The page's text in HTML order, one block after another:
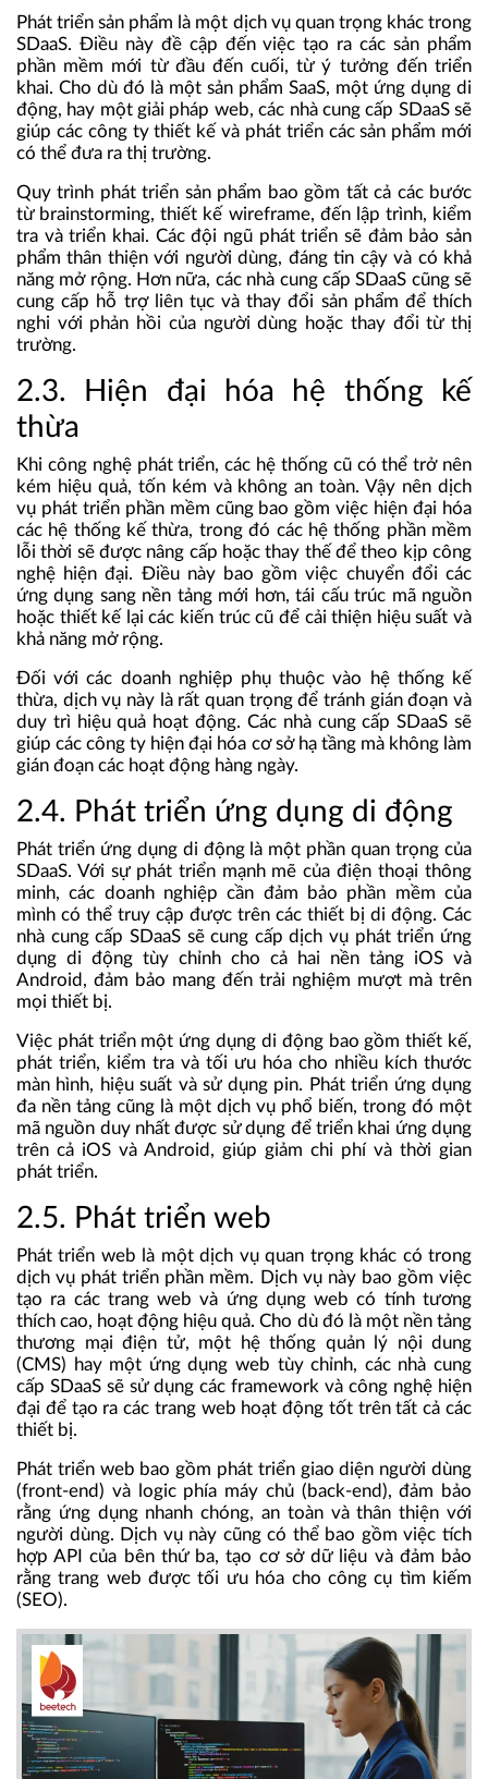
Phát triển sản phẩm là một dịch vụ quan trọng khác trong
SDaaS. Điều này đề cập đến việc tạo ra các sản phẩm
phần mềm mới từ đầu đến cuối, từ ý tưởng đến triển
khai. Cho dù đó là một sản phẩm SaaS, một ứng dụng di
động, hay một giải pháp web, các nhà cung cấp SDaaS sẽ
giúp các công ty thiết kế và phát triển các sản phẩm mới
có thể đưa ra thị trường.
Quy trình phát triển sản phẩm bao gồm tất cả các bước
từ brainstorming, thiết kế wireframe, đến lập trình, kiểm
tra và triển khai. Các đội ngũ phát triển sẽ đảm bảo sản
phẩm thân thiện với người dùng, đáng tin cậy và có khả
năng mở rộng. Hơn nữa, các nhà cung cấp SDaaS cũng sẽ
cung cấp hỗ trợ liên tục và thay đổi sản phẩm để thích
nghi với phản hồi của người dùng hoặc thay đổi từ thị
trường.
2.3. Hiện đại hóa hệ thống kế
thừa
Khi công nghệ phát triển, các hệ thống cũ có thể trở nên
kém hiệu quả, tốn kém và không an toàn. Vậy nên dịch
vụ phát triển phần mềm cũng bao gồm việc hiện đại hóa
các hệ thống kế thừa, trong đó các hệ thống phần mềm
lỗi thời sẽ được nâng cấp hoặc thay thế để theo kịp công
nghệ hiện đại. Điều này bao gồm việc chuyển đổi các
ứng dụng sang nền tảng mới hơn, tái cấu trúc mã nguồn
hoặc thiết kế lại các kiến trúc cũ để cải thiện hiệu suất và
khả năng mở rộng.
Đối với các doanh nghiệp phụ thuộc vào hệ thống kế
thừa, dịch vụ này là rất quan trọng để tránh gián đoạn và
duy trì hiệu quả hoạt động. Các nhà cung cấp SDaaS sẽ
giúp các công ty hiện đại hóa cơ sở hạ tầng mà không làm
gián đoạn các hoạt động hàng ngày.
2.4. Phát triển ứng dụng di động
Phát triển ứng dụng di động là một phần quan trọng của
SDaaS. Với sự phát triển mạnh mẽ của điện thoại thông
minh, các doanh nghiệp cần đảm bảo phần mềm của
mình có thể truy cập được trên các thiết bị di động. Các
nhà cung cấp SDaaS sẽ cung cấp dịch vụ phát triển ứng
dụng di động tùy chỉnh cho cả hai nền tảng iOS và
Android, đảm bảo mang đến trải nghiệm mượt mà trên
mọi thiết bị.
Việc phát triển một ứng dụng di động bao gồm thiết kế,
phát triển, kiểm tra và tối ưu hóa cho nhiều kích thước
màn hình, hiệu suất và sử dụng pin. Phát triển ứng dụng
đa nền tảng cũng là một dịch vụ phổ biến, trong đó một
mã nguồn duy nhất được sử dụng để triển khai ứng dụng
trên cả iOS và Android, giúp giảm chi phí và thời gian
phát triển.
2.5. Phát triển web
Phát triển web là một dịch vụ quan trọng khác có trong
dịch vụ phát triển phần mềm. Dịch vụ này bao gồm việc
tạo ra các trang web và ứng dụng web có tính tương
thích cao, hoạt động hiệu quả. Cho dù đó là một nền tảng
thương mại điện tử, một hệ thống quản lý nội dung
(CMS) hay một ứng dụng web tùy chỉnh, các nhà cung
cấp SDaaS sẽ sử dụng các framework và công nghệ hiện
đại để tạo ra các trang web hoạt động tốt trên tất cả các
thiết bị.
Phát triển web bao gồm phát triển giao diện người dùng
(front-end) và logic phía máy chủ (back-end), đảm bảo
rằng ứng dụng nhanh chóng, an toàn và thân thiện với
người dùng. Dịch vụ này cũng có thể bao gồm việc tích
hợp API của bên thứ ba, tạo cơ sở dữ liệu và đảm bảo
rằng trang web được tối ưu hóa cho công cụ tìm kiếm
(SEO).